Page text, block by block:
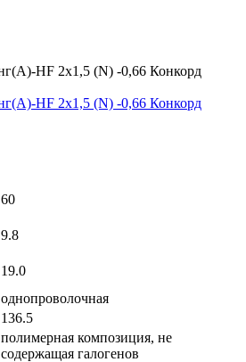
60
9.8
19.0
однопроволочная
136.5
полимерная композиция, не
содержащая галогенов